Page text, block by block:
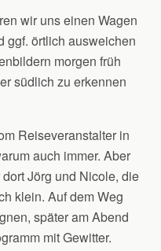
wir uns einen Wagen
ggf. örtlich ausweichen
morgen früh
südlich zu erkennen
Reiseveranstalter in
auch immer. Aber
Jörg und Nicole, die
klein. Auf dem Weg
später am Abend
mit Gewitter.